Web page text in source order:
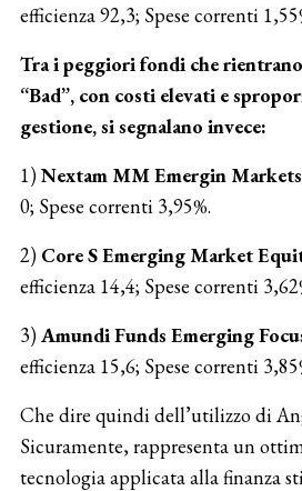
efficienza 92,3; Spese correnti
Tra i peggiori fondi che
“Bad”, con costi elevati e
gestione, si segnalano invece:
1)Nextam MM Emergin
0; Spese correnti 3,95%.
2) Core S Emerging Market
efficienza 14,4; Spese correnti
3)Amundi Funds Emerging
efficienza 15,6; Spese correnti
Che dire quindi dell’utilizzo di
Sicuramente, rappresenta un
tecnologia applicata alla finanza